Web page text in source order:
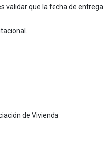
validar que la fecha de entrega
de Vivienda